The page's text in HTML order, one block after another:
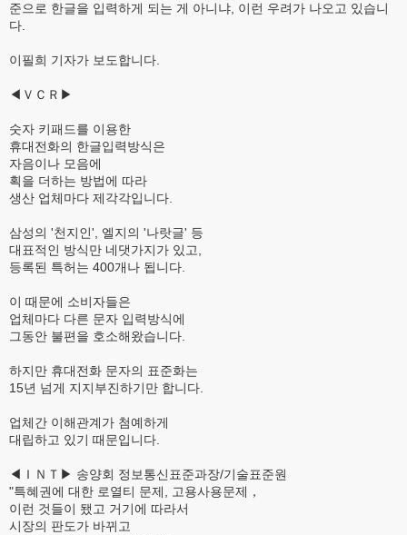
준으로 한글을 입력하게 되는 게 아니냐, 이런 우려가 나오고 있습니
다.
이필희 기자가 보도합니다.
◀ＶＣＲ▶
숫자 키패드를 이용한
휴대전화의 한글입력방식은
자음이나 모음에
획을 더하는 방법에 따라
생산 업체마다 제각각입니다.
삼성의 '천지인', 엘지의 '나랏글' 등
대표적인 방식만 네댓가지가 있고,
등록된 특허는 400개나 됩니다.
이 때문에 소비자들은
업체마다 다른 문자 입력방식에
그동안 불편을 호소해왔습니다.
하지만 휴대전화 문자의 표준화는
15년 넘게 지지부진하기만 합니다.
업체간 이해관계가 첨예하게
대립하고 있기 때문입니다.
◀ＩＮＴ▶ 송양회 정보통신표준과장/기술표준원
"특혜권에 대한 로열티 문제, 고용사용문제，
이런 것들이 됐고 거기에 따라서
시장의 판도가 바뀌고